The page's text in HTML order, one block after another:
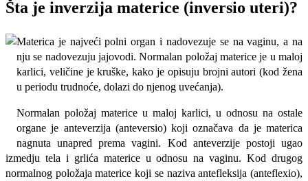
Šta je inverzija materice (inversio uteri)?
Materica je najveći polni organ i nadovezuje se na vaginu, a na
nju se nadovezuju jajovodi. Normalan položaj materice je u maloj
karlici, veličine je kruške, kako je opisuju brojni autori (kod žena
u periodu trudnoće, dolazi do njenog uvećanja).
Normalan položaj materice u maloj karlici, u odnosu na ostale
organe je anteverzija (anteversio) koji označava da je materica
nagnuta unapred prema vagini. Kod anteverzije postoji ugao
izmedju tela i grlića materice u odnosu na vaginu. Kod drugog
normalnog položaja materice koji se naziva antefleksija (anteflexio),